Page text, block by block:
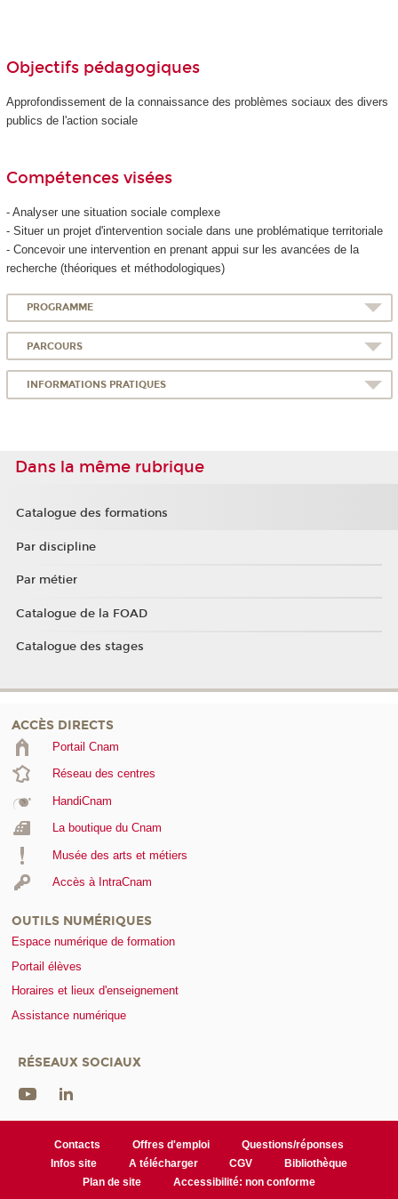
Objectifs pédagogiques
Approfondissement de la connaissance des problèmes sociaux des divers
publics de l'action sociale
Compétences visées
- Analyser une situation sociale complexe
- Situer un projet d'intervention sociale dans une problématique territoriale
- Concevoir une intervention en prenant appui sur les avancées de la
recherche (théoriques et méthodologiques)
PROGRAMME
PARCOURS
INFORMATIONS PRATIQUES
Dans la même rubrique
Catalogue des formations
Par discipline
Par métier
Catalogue de la FOAD
Catalogue des stages
ACCÈS DIRECTS
Portail Cnam
Réseau des centres
HandiCnam
La boutique du Cnam
Musée des arts et métiers
Accès à IntraCnam
OUTILS NUMÉRIQUES
Espace numérique de formation
Portail élèves
Horaires et lieux d'enseignement
Assistance numérique
RÉSEAUX SOCIAUX
Contacts Offres d'emploi
Questions/réponses
Infos site
A télécharger CGV
Bibliothèque
Plan de site
Accessibilité: non conforme